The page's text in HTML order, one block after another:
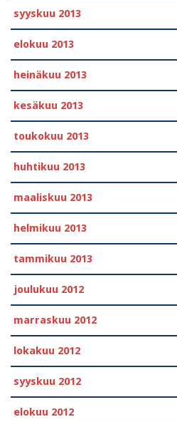
syyskuu 2013
elokuu 2013
heinäkuu 2013
kesäkuu 2013
toukokuu 2013
huhtikuu 2013
maaliskuu 2013
helmikuu 2013
tammikuu 2013
joulukuu 2012
marraskuu 2012
lokakuu 2012
syyskuu 2012
elokuu 2012